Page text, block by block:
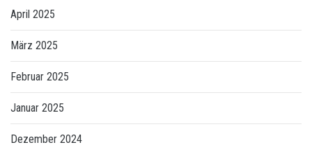
April 2025
März 2025
Februar 2025
Januar 2025
Dezember 2024